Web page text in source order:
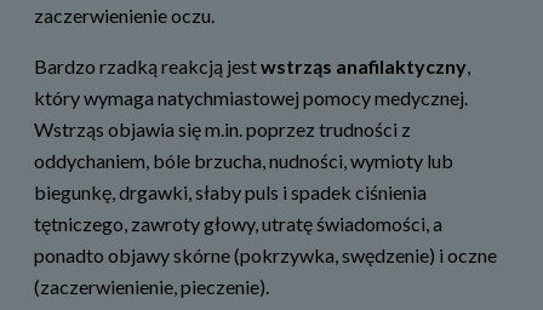
zaczerwienienie oczu.
Bardzo rzadką reakcją jestwstrząs anafilaktyczny,
który wymaga natychmiastowej pomocy medycznej.
Wstrząs objawia się m.in. poprzez trudności z
oddychaniem, bóle brzucha, nudności, wymioty lub
biegunkę, drgawki, słaby puls i spadek ciśnienia
tętniczego, zawroty głowy, utratę świadomości, a
ponadto objawy skórne (pokrzywka, swędzenie) i oczne
(zaczerwienienie, pieczenie).